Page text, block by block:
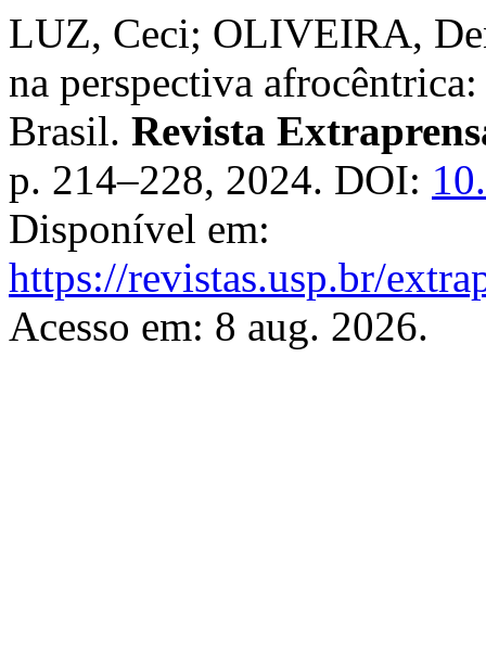
LUZ, Ceci; OLIVEIRA,
na perspectiva
Brasil. Revista
p. 214–228, 2024. DOI:
Disponível em:
https://revistas.usp.br/
Acesso em: 8 aug. 2026.